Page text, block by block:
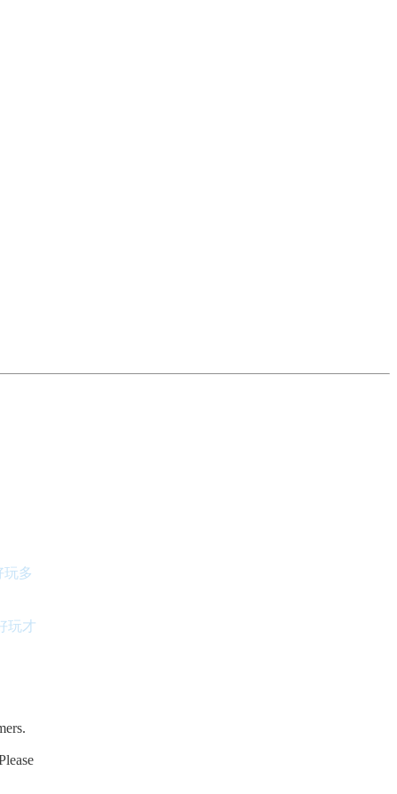
玩多
玩才